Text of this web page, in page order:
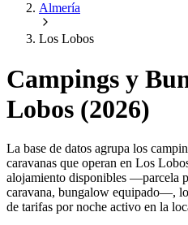
Almería
Los Lobos
Campings y
Lobos (2026)
La base de datos agrupa los
caravanas que operan en Los
alojamiento disponibles —parcela
caravana, bungalow equipado—,
de tarifas por noche activo en la